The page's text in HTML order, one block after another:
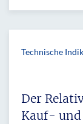
Technische
Der
Kauf- und